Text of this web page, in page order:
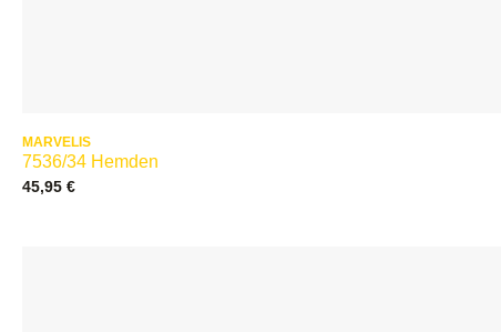
MARVELIS
7536/34 Hemden
45,95 €